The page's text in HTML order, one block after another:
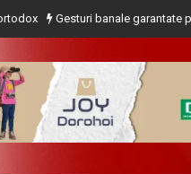
Gesturi banale garantate pentru a